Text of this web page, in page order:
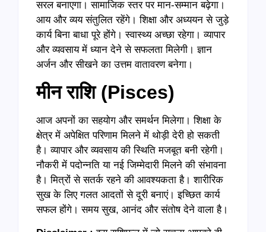
सरल बनाएगा। सामाजिक स्तर पर मान-सम्मान बढ़ेगा।
आय और व्यय संतुलित रहेंगे। शिक्षा और अध्ययन से जुड़े
कार्य बिना बाधा पूरे होंगे। स्वास्थ्य अच्छा रहेगा। व्यापार
और व्यवसाय में ध्यान देने से सफलता मिलेगी। ज्ञान
अर्जन और सीखने का उत्तम वातावरण बनेगा।
मीन राशि (Pisces)
आज अपनों का सहयोग और समर्थन मिलेगा। शिक्षा के
क्षेत्र में अपेक्षित परिणाम मिलने में थोड़ी देरी हो सकती
है। व्यापार और व्यवसाय की स्थिति मजबूत बनी रहेगी।
नौकरी में पदोन्नति या नई जिम्मेदारी मिलने की संभावना
है। मित्रों से सतर्क रहने की आवश्यकता है। शारीरिक
सुख के लिए गलत आदतों से दूरी बनाएं। इच्छित कार्य
सफल होंगे। समय सुख, आनंद और संतोष देने वाला है।